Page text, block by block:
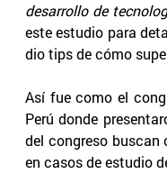
desarrollo de
este estudio para
dio tips de cómo
Así fue como el
Perú donde
del congreso
en casos de estudio